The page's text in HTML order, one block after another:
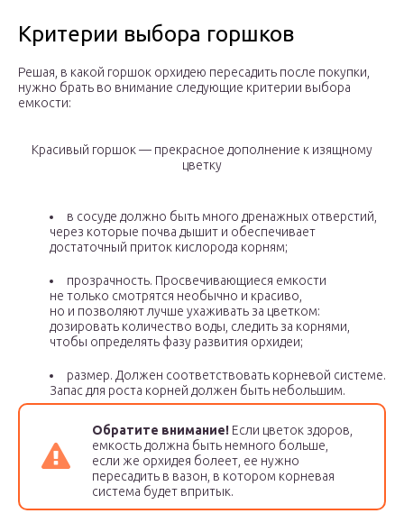
Критерии выбора горшков
Решая, в какой горшок орхидею пересадить после покупки,
нужно брать во внимание следующие критерии выбора
емкости:
Красивый горшок — прекрасное дополнение к изящному
цветку
в сосуде должно быть много дренажных отверстий,
через которые почва дышит и обеспечивает
достаточный приток кислорода корням;
прозрачность. Просвечивающиеся емкости
не только смотрятся необычно и красиво,
но и позволяют лучше ухаживать за цветком:
дозировать количество воды, следить за корнями,
чтобы определять фазу развития орхидеи;
размер. Должен соответствовать корневой системе.
Запас для роста корней должен быть небольшим.
Обратите внимание! Если цветок здоров,
емкость должна быть немного больше,
если же орхидея болеет, ее нужно
пересадить в вазон, в котором корневая
система будет впритык.